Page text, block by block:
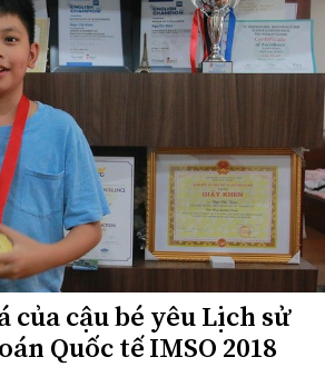
của cậu bé yêu Lịch sử
Quốc tế IMSO 2018